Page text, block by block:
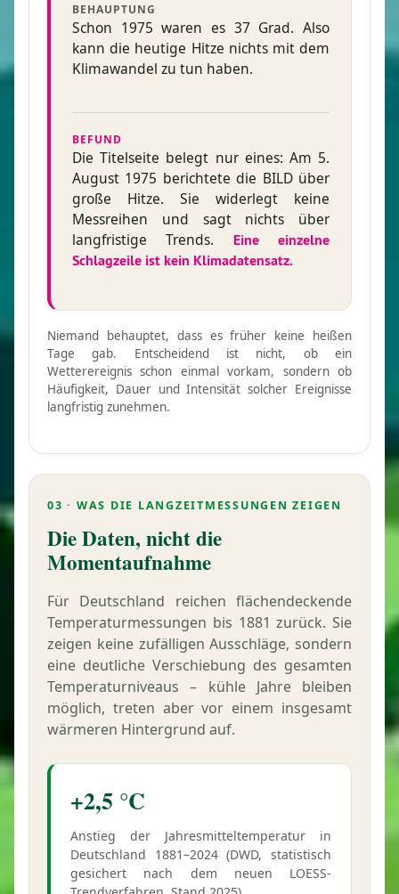
BEHAUPTUNG
Schon 1975 waren es 37 Grad. Also
kann die heutige Hitze nichts mit dem
Klimawandel zu tun haben.
BEFUND
Die Titelseite belegt nur eines: Am 5.
August 1975 berichtete die BILD über
große Hitze. Sie widerlegt keine
Messreihen und sagt nichts über
langfristige Trends. Eine einzelne
Schlagzeile ist kein Klimadatensatz.
Niemand behauptet, dass es früher keine heißen
Tage gab. Entscheidend ist nicht, ob ein
Wetterereignis schon einmal vorkam, sondern ob
Häufigkeit, Dauer und Intensität solcher Ereignisse
langfristig zunehmen.
03 · WAS DIE LANGZEITMESSUNGEN ZEIGEN
Die Daten, nicht die
Momentaufnahme
Für Deutschland reichen flächendeckende
Temperatur­messungen bis 1881 zurück. Sie
zeigen keine zufälligen Ausschläge, sondern
eine deutliche Verschiebung des gesamten
Temperatur­niveaus – kühle Jahre bleiben
möglich, treten aber vor einem insgesamt
wärmeren Hintergrund auf.
+2,5 °C
Anstieg der Jahresmittel­temperatur in
Deutschland 1881–2024 (DWD, statistisch
gesichert nach dem neuen LOESS-